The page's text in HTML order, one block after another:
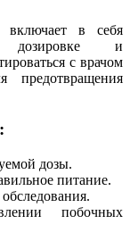
включает в себя
дозировке и
с врачом
предотвращения
дозы.
питание.
побочных